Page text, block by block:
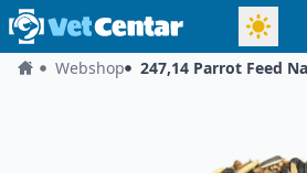
Webshop 247,14 Parrot Feed